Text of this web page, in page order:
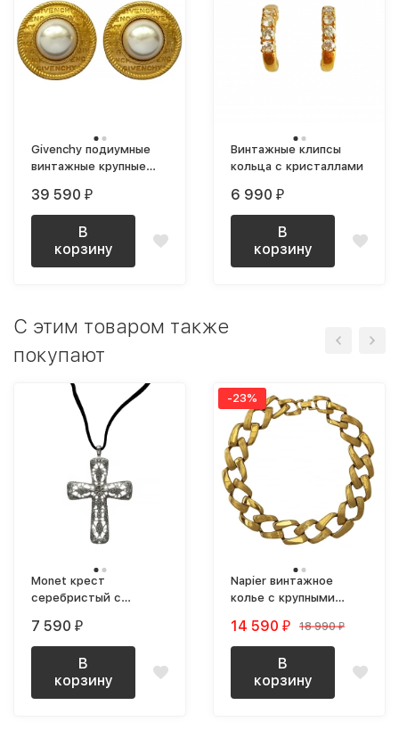
Givenchy подиумные
винтажные крупные
жемчугом
39 590 ₽
В
корзину
Винтажные клипсы
кольца с кристаллами
6 990 ₽
В
корзину
C этим товаром также
покупают
Monet крест
серебристый с
бархатной ленте NOS
7 590 ₽
В
корзину
-23%
Napier винтажное
колье с крупными
позолоченное
14 590 ₽ 18 990 ₽
В
корзину